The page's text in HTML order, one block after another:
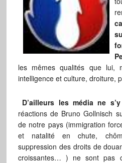
les mêmes qualités que
intelligence et culture, droiture,
D’ailleurs les média ne
réactions de Bruno Gollnisch
de notre pays (immigration
et natalité en chute,
suppression des droits de
croissantes… ) ne sont pas